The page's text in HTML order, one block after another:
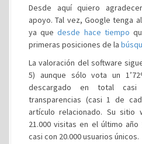
Desde aquí quiero
apoyo. Tal vez, Google tenga
ya quedesde hace tiempo
primeras posiciones de la
La valoración del software
5) aunque sólo vota un
descargado en total
transparencias (casi 1 de
artículo relacionado. Su
21.000 visitas en el último
casi con 20.000 usuarios únicos.